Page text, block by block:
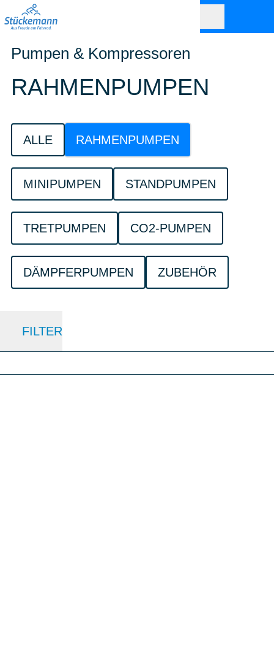
Pumpen & Kompressoren
RAHMENPUMPEN
ALLE RAHMENPUMPEN
MINIPUMPEN STANDPUMPEN
TRETPUMPEN CO2-PUMPEN
DÄMPFERPUMPEN ZUBEHÖR
FILTER